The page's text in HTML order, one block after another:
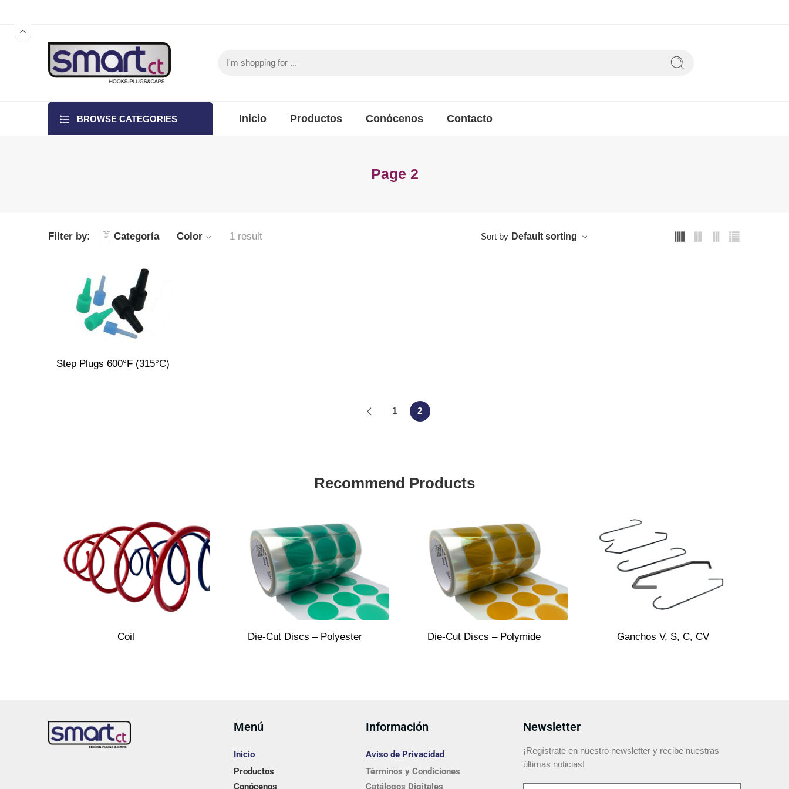
BROWSE CATEGORIES Inicio Productos Conócenos Contacto
Page 2
Filter by: Categoría Color 1 result Sort by Default sorting
Step Plugs 600°F (315°C)
1 2
Recommend Products
Coil Die-Cut Discs – Polyester Die-Cut Discs – Polymide Ganchos V, S, C, CV
Menú
Inicio
Productos
Conócenos
Información
Aviso de Privacidad
Términos y Condiciones
Catálogos Digitales
Newsletter
¡Regístrate en nuestro newsletter y recibe nuestras
últimas noticias!